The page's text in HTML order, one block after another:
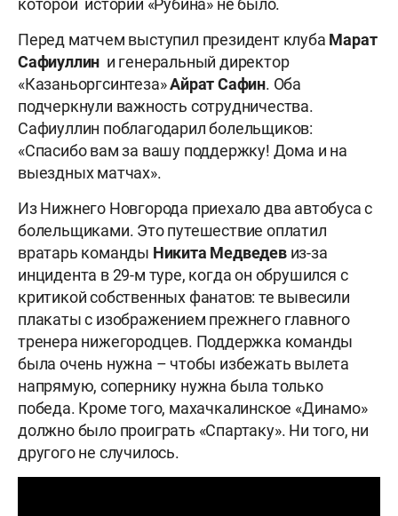
которой истории «Рубина» не было.
Перед матчем выступил президент клуба Марат
Сафиуллин и генеральный директор
«Казаньоргсинтеза»Айрат Сафин. Оба
подчеркнули важность сотрудничества.
Сафиуллин поблагодарил болельщиков:
«Спасибо вам за вашу поддержку! Дома и на
выездных матчах».
Из Нижнего Новгорода приехало два автобуса с
болельщиками. Это путешествие оплатил
вратарь команды Никита Медведевиз-за
инцидента в 29-м туре, когда он обрушился с
критикой собственных фанатов: те вывесили
плакаты с изображением прежнего главного
тренера нижегородцев. Поддержка команды
была очень нужна – чтобы избежать вылета
напрямую, сопернику нужна была только
победа. Кроме того, махачкалинское «Динамо»
должно было проиграть «Спартаку». Ни того, ни
другого не случилось.